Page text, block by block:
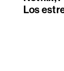
Los